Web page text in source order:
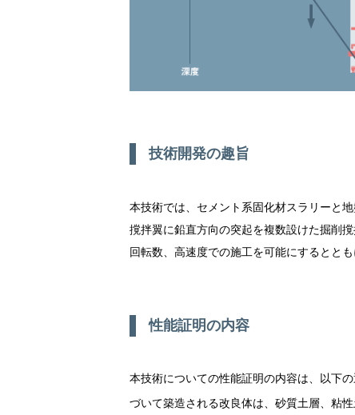
技術開発の趣旨
本技術では、セメント系固化材スラリーと
撹拌翼に鉛直方向の突起を複数設けた掘削
回転数、高速度での施工を可能にするとと
性能証明の内容
本技術についての性能証明の内容は、以下
づいて築造される改良体は、砂質土層、粘